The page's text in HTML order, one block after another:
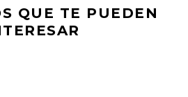
QUE TE PUEDEN